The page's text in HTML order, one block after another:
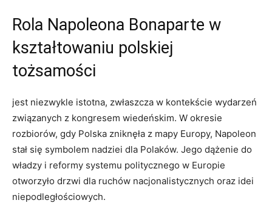
Rola Napoleona Bonaparte w
kształtowaniu polskiej
tożsamości
jest niezwykle istotna, zwłaszcza w kontekście wydarzeń
związanych z kongresem wiedeńskim. W okresie
rozbiorów, gdy Polska zniknęła z mapy Europy, Napoleon
stał się symbolem nadziei dla Polaków. Jego dążenie do
władzy i reformy systemu politycznego w Europie
otworzyło drzwi dla ruchów nacjonalistycznych oraz idei
niepodległościowych.